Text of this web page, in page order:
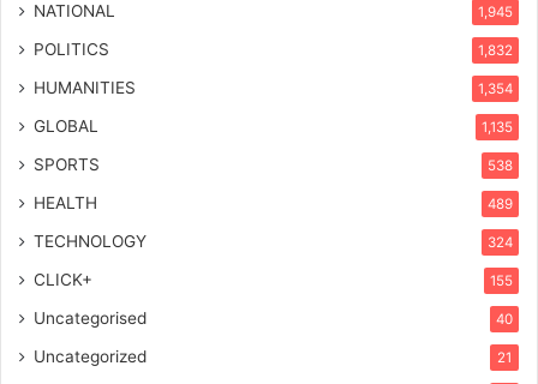
NATIONAL 1,945
POLITICS 1,832
HUMANITIES 1,354
GLOBAL 1,135
SPORTS 538
HEALTH 489
TECHNOLOGY 324
CLICK+ 155
Uncategorised 40
Uncategorized 21